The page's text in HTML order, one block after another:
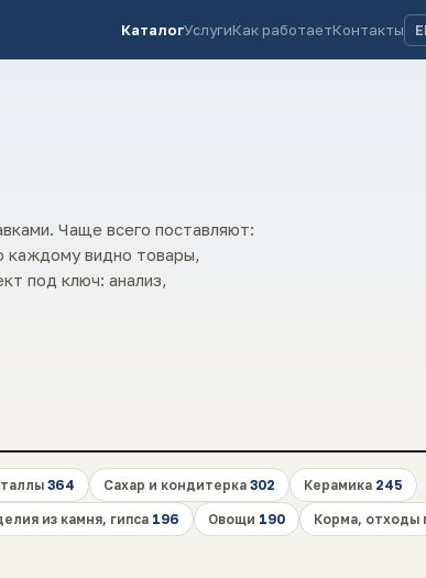
КаталогУслугиКак работаетКонтакты
Чаще всего поставляют:
каждому видно товары,
под ключ: анализ,
364 Сахар и кондитерка 302 Керамика 245
из камня, гипса 196 Овощи 190 Корма, отходы